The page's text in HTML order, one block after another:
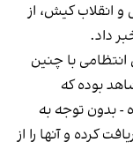
انقلاب کیش، از
داد.
انتظامی با چنین
بوده که
- بدون توجه به
کرده و آنها را از